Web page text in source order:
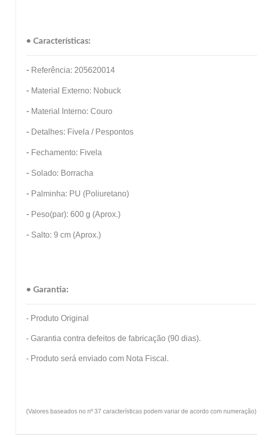
• Características:
- Referência: 205620014
- Material Externo: Nobuck
- Material Interno: Couro
- Detalhes: Fivela / Pespontos
- Fechamento: Fivela
- Solado: Borracha
- Palminha: PU (Poliuretano)
- Peso(par): 600 g (Aprox.)
- Salto: 9 cm (Aprox.)
• Garantia:
- Produto Original
- Garantia contra defeitos de fabricação (90 dias).
- Produto será enviado com Nota Fiscal.
(Valores baseados no nº 37 características podem variar de acordo com numeração)